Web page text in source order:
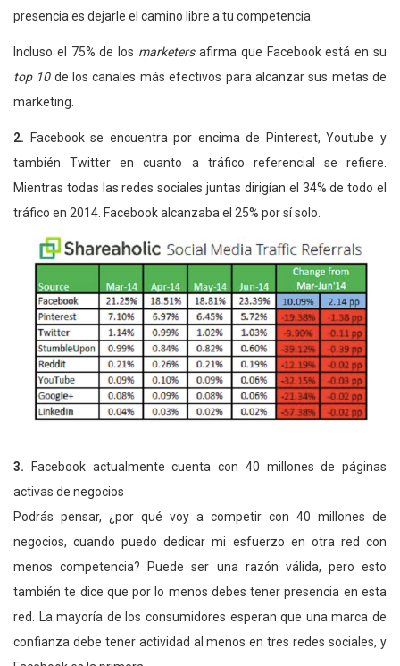
presencia es dejarle el camino libre a tu competencia.
Incluso el 75% de los marketers afirma que Facebook está en su
top 10de los canales más efectivos para alcanzar sus metas de
marketing.
2. Facebook se encuentra por encima de Pinterest, Youtube y
también Twitter en cuanto a tráfico referencial se refiere.
Mientras todas las redes sociales juntas dirigían el 34% de todo el
tráfico en 2014. Facebook alcanzaba el 25% por sí solo.
3. Facebook actualmente cuenta con 40 millones de páginas
activas de negocios
Podrás pensar, ¿por qué voy a competir con 40 millones de
negocios, cuando puedo dedicar mi esfuerzo en otra red con
menos competencia? Puede ser una razón válida, pero esto
también te dice que por lo menos debes tener presencia en esta
red. La mayoría de los consumidores esperan que una marca de
confianza debe tener actividad al menos en tres redes sociales, y